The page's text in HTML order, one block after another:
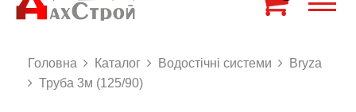
Головна Каталог Водостічні системи
Bryza
Труба 3м (125/90)